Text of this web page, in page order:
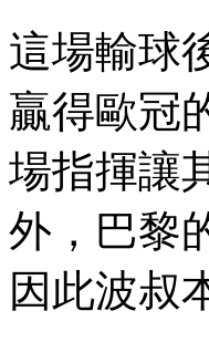
這場輸球
贏得歐冠
場指揮讓
外，
因此波叔